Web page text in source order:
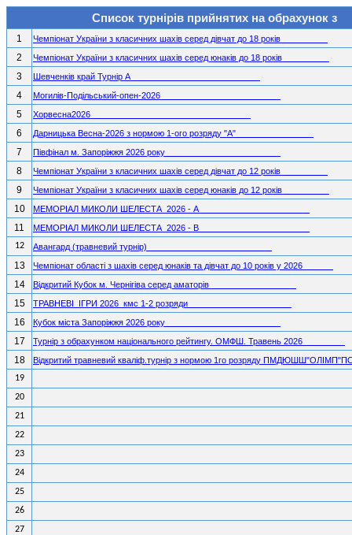
Список турнірів прийнятих на обрахунок з
1 Чемпiонат України з класичних шахiв серед дiвчат до 18 рокiв
2 Чемпiонат України з класичних шахiв серед юнакiв до 18 рокiв
3 Шевченкiв край Турнiр А
4 Могилiв-Подiльський-опен-2026
5 Хорвесна2026
6 Дарницька Весна-2026 з нормою 1-ого розряду "А"
7 Пiвфiнал м. Запорiжжя 2026 року
8 Чемпiонат України з класичних шахiв серед дiвчат до 12 рокiв
9 Чемпiонат України з класичних шахiв серед юнакiв до 12 рокiв
10 МЕМОРIАЛ МИКОЛИ ШЕЛЕСТА 2026 - А
11 МЕМОРIАЛ МИКОЛИ ШЕЛЕСТА 2026 - В
12
Авангард (травневий турнiр)
13 Чемпiонат областi з шахiв серед юнакiв та дiвчат до 10 рокiв у 2026
14 Вiдкритий Кубок м. Чернiгiва серед аматорiв
15 ТРАВНЕВI IГРИ 2026 кмс 1-2 розряди
16 Кубок мiста Запорiжжя 2026 року
17 Турнiр з обрахунком нацiонального рейтингу. ОМФШ. Травень 2026
18
Вiдкритий травневий квалiф.турнiр з нормою 1го розряду
19
20
21
22
23
24
25
26
27